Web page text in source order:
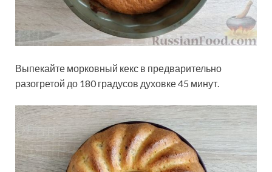
Выпекайте морковный кекс в предварительно
разогретой до 180 градусов духовке 45 минут.